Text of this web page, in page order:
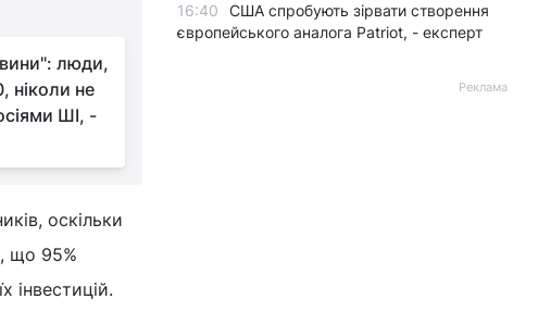
люди,
ніколи не
ШІ, -
оскільки
що 95%
інвестицій.
16:40
США спробують зірвати створення
європейського аналога Patriot, - експерт
Реклама